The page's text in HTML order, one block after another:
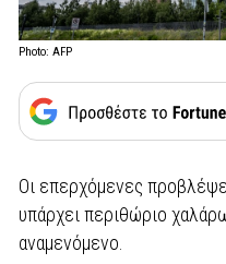
Photo: AFP
Οι επερχόμενες
υπάρχει περιθώριο
αναμενόμενο.